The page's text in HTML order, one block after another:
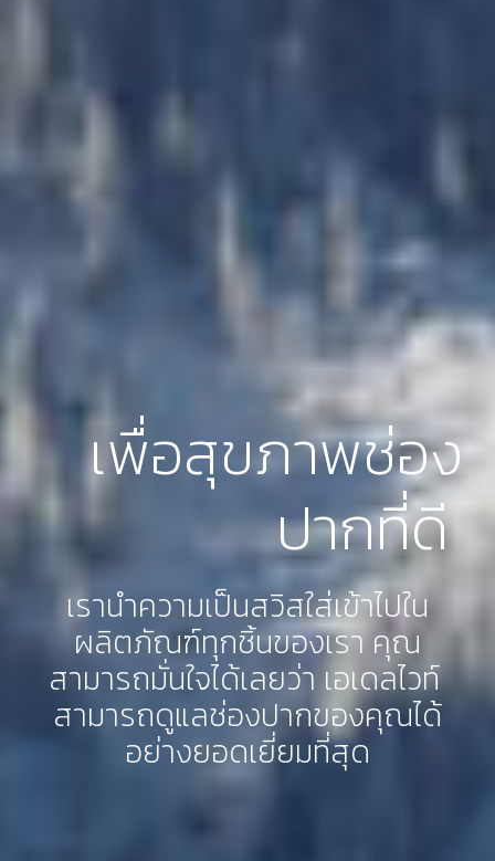
เพื่อสุขภาพช่อง
ปากที่ดี
เรานำความเป็นสวิสใส่เข้าไปใน
ผลิตภัณฑ์ทุกชิ้นของเรา คุณ
สามารถมั่นใจได้เลยว่า เอเดลไวท์
สามารถดูแลช่องปากของคุณได้
อย่างยอดเยี่ยมที่สุด